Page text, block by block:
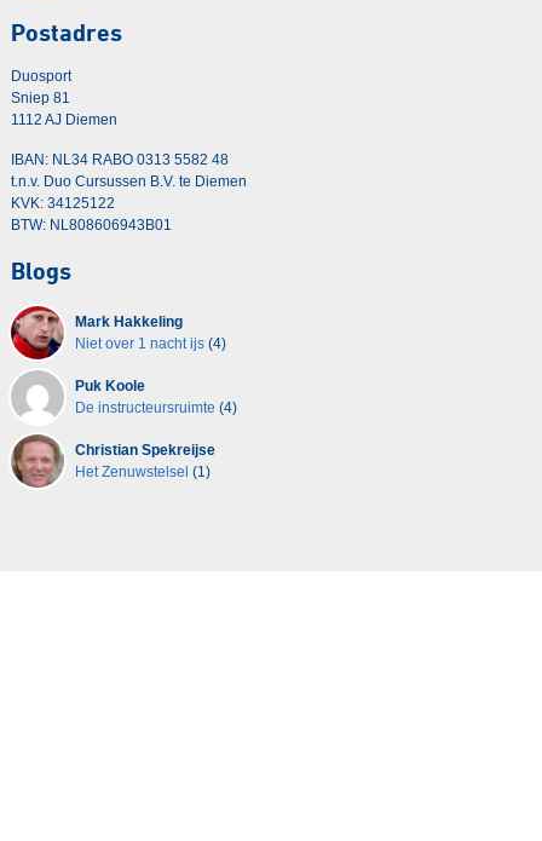
Postadres
Duosport
Sniep 81
1112 AJ Diemen
IBAN: NL34 RABO 0313 5582 48
t.n.v. Duo Cursussen B.V. te Diemen
KVK: 34125122
BTW: NL808606943B01
Blogs
Mark Hakkeling
Niet over 1 nacht ijs(4)
Puk Koole
De instructeursruimte (4)
Christian Spekreijse
Het Zenuwstelsel (1)